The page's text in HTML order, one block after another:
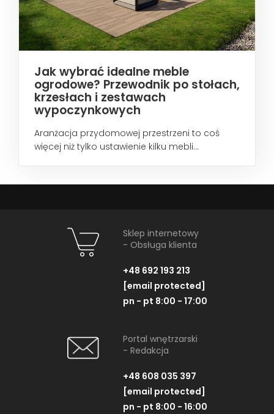
Jak wybrać idealne meble
ogrodowe? Przewodnik po stołach,
krzesłach i zestawach
wypoczynkowych
Aranżacja przydomowej przestrzeni to coś
więcej niż tylko ustawienie kilku mebli...
Sklep internetowy
- Obsługa klienta
+48 692 193 213
[email protected]
pn - pt 8:00 - 17:00
Portal wnętrzarski
- Redakcja
+48 608 035 397
[email protected]
pn - pt 8:00 - 16:00